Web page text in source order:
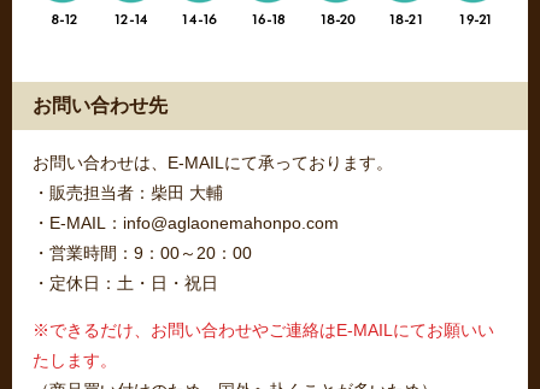
お問い合わせ先
お問い合わせは、E-MAILにて承っております。
・販売担当者：柴田 大輔
・E-MAIL：info@aglaonemahonpo.com
・営業時間：9：00～20：00
・定休日：土・日・祝日
※できるだけ、お問い合わせやご連絡はE-MAILにてお願いい
たします。